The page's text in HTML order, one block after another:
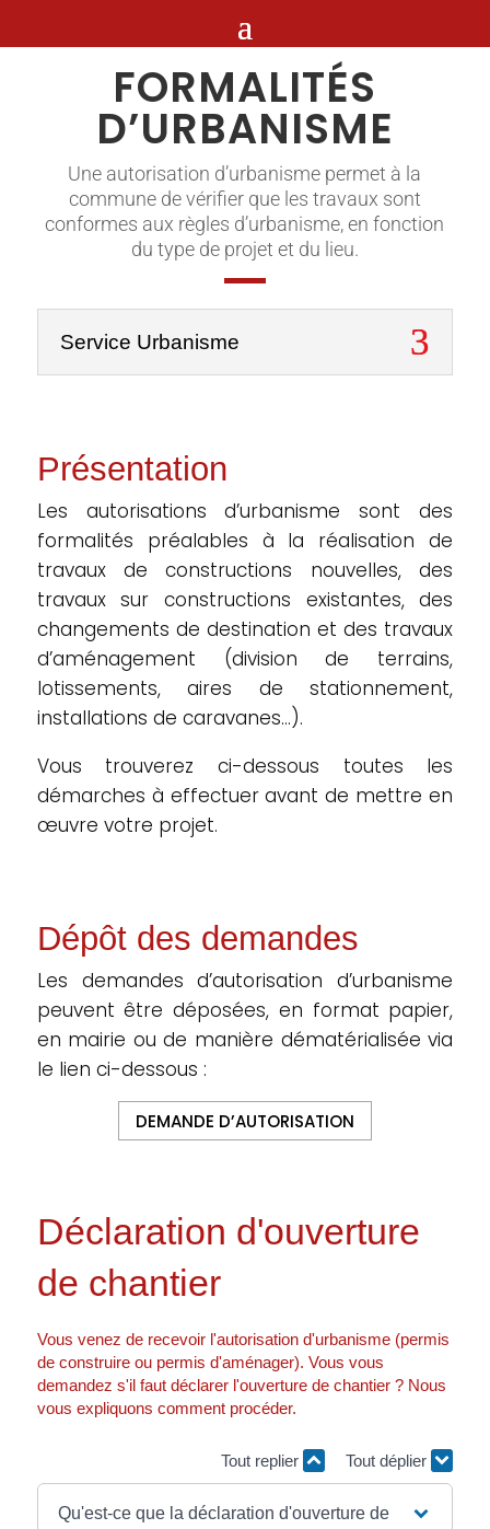
FORMALITÉS
D’URBANISME
Une autorisation d’urbanisme permet à la
commune de vérifier que les travaux sont
conformes aux règles d’urbanisme, en fonction
du type de projet et du lieu.
Service Urbanisme
Présentation
Les autorisations d’urbanisme sont des
formalités préalables à la réalisation de
travaux de constructions nouvelles, des
travaux sur constructions existantes, des
changements de destination et des travaux
d’aménagement (division de terrains,
lotissements, aires de stationnement,
installations de caravanes…).
Vous trouverez ci-dessous toutes les
démarches à effectuer avant de mettre en
œuvre votre projet.
Dépôt des demandes
Les demandes d’autorisation d’urbanisme
peuvent être déposées, en format papier,
en mairie ou de manière dématérialisée via
le lien ci-dessous :
DEMANDE D’AUTORISATION
Déclaration d'ouverture
de chantier
Vous venez de recevoir l'autorisation d'urbanisme (permis
de construire ou permis d'aménager). Vous vous
demandez s'il faut déclarer l'ouverture de chantier ? Nous
vous expliquons comment procéder.
Tout replier Tout déplier
Qu'est-ce que la déclaration d'ouverture de